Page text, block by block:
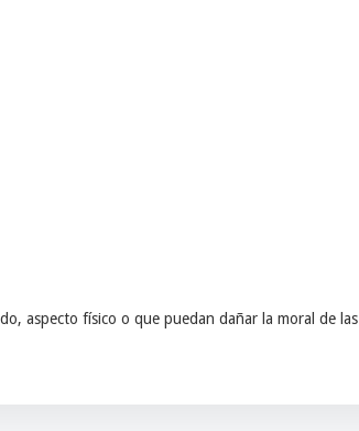
aspecto físico o que puedan dañar la moral de las